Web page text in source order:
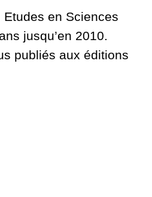
en Sciences
jusqu’en 2010.
publiés aux éditions